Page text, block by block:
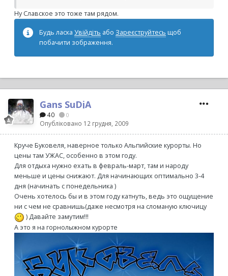
Ну Славское это тоже там рядом.
Будь ласка Увійдіть або Зареєструйтесь щоб
побачити зображення.
Gans SuDjA
40 0
Опубліковано 12 грудня, 2009
Круче Буковеля, наверное только Альпийские курорты. Но
цены там УЖАС, особенно в этом году.
Для отдыха нужно ехать в февраль-март, там и народу
меньше и цены снижают. Для начинающих оптимально 3-4
дня (начинать с понедельника )
Очень хотелось бы и в этом году катнуть, ведь это ощущение
ни с чем не сравнишь(даже несмотря на сломаную ключицу
) Давайте замутим!!!
А это я на горнолыжном курорте